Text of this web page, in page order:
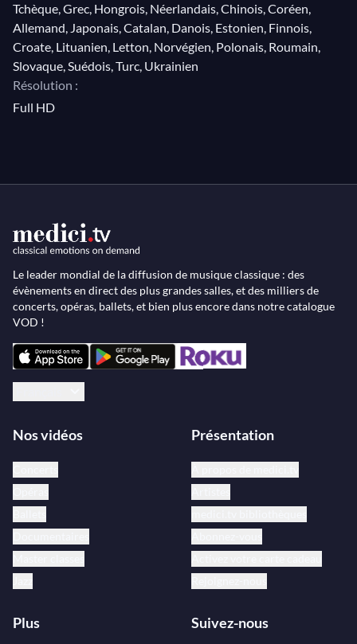
Tchèque, Grec, Hongrois, Néerlandais, Chinois, Coréen,
Allemand, Japonais, Catalan, Danois, Estonien, Finnois,
Croate, Lituanien, Letton, Norvégien, Polonais, Roumain,
Slovaque, Suédois, Turc, Ukrainien
Résolution :
Full HD
Le leader mondial de la diffusion de musique classique : des
évènements en direct des plus grandes salles, et des milliers de
concerts, opéras, ballets, et bien plus encore dans notre catalogue
VOD !
Nos vidéos Présentation
Plus Suivez-nous